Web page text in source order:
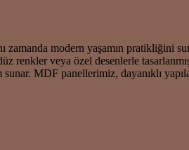
zamanda modern yaşamın pratikliğini
renkler veya özel desenlerle
MDF panellerimiz, dayanıklı